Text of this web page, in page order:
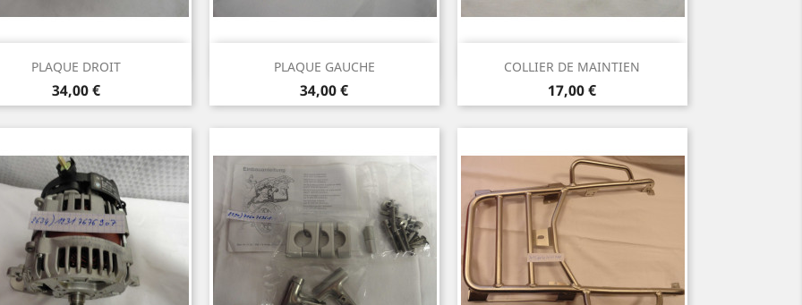
PLAQUE DROIT
Prix
34,00 €
Aperçu rapide PLAQUE GAUCHE
Prix
34,00 €
 Aperçu rapide COLLIER DE MAINTIEN
Prix
17,00 €
Aperçu rapide